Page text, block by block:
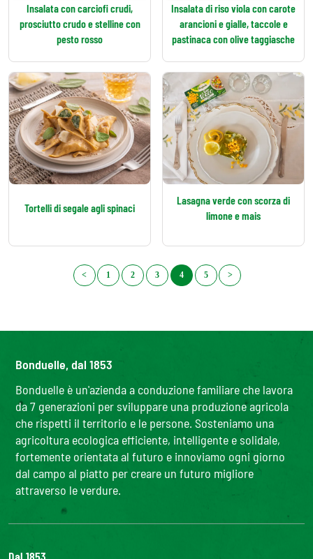
Insalata con carciofi crudi,
prosciutto crudo e stelline con
pesto rosso
Insalata di riso viola con carote
arancioni e gialle, taccole e
pastinaca con olive taggiasche
Tortelli di segale agli spinaci
Lasagna verde con scorza di
limone e mais
< 1 2 3 4 5 >
Bonduelle, dal 1853
Bonduelle è un'azienda a conduzione familiare che lavora
da 7 generazioni per sviluppare una produzione agricola
che rispetti il territorio e le persone. Sosteniamo una
agricoltura ecologica efficiente, intelligente e solidale,
fortemente orientata al futuro e innoviamo ogni giorno
dal campo al piatto per creare un futuro migliore
attraverso le verdure.